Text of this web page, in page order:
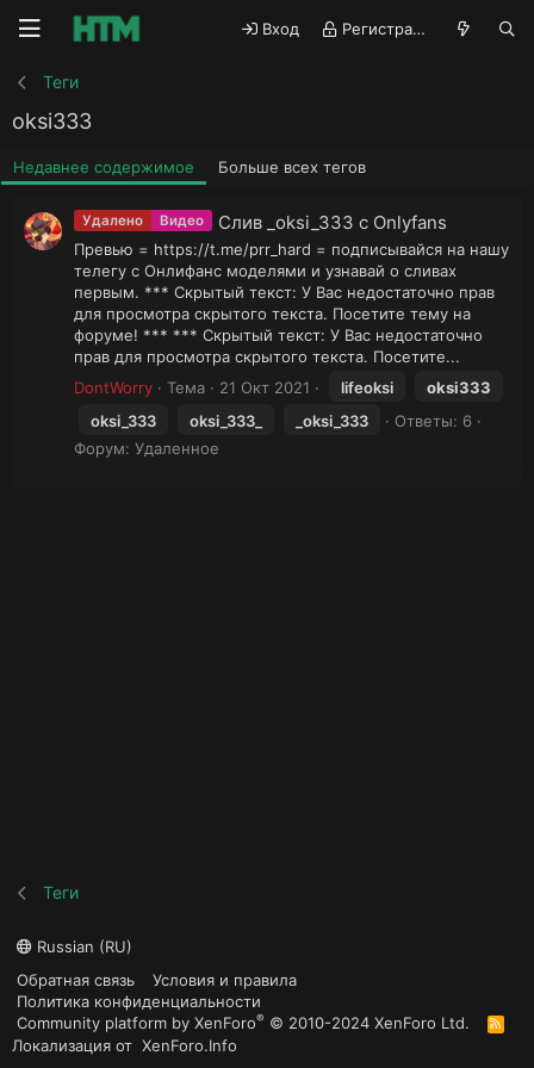
Вход Регистрация
Теги
oksi333
Недавнее содержимое Больше всех тегов
Удалено Видео Слив _oksi_333 с Onlyfans
Превью = https://t.me/prr_hard = подписывайся на нашу
телегу с Онлифанс моделями и узнавай о сливах
первым. *** Скрытый текст: У Вас недостаточно прав
для просмотра скрытого текста. Посетите тему на
форуме! *** *** Скрытый текст: У Вас недостаточно
прав для просмотра скрытого текста. Посетите...
DontWorry
Тема 21 Окт 2021 lifeoksi
oksi333
oksi_333
oksi_333_ _oksi_333
Ответы: 6
Форум: Удаленное
Теги
Russian (RU)
Обратная связь
Условия и правила
Политика конфиденциальности
Community platform by XenForo® © 2010-2024 XenForo Ltd.
R
S
Локализация от XenForo.Info